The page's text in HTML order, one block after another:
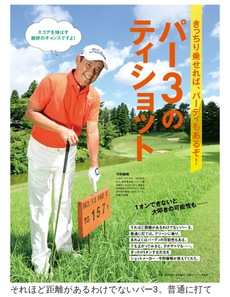
それほど距離があるわけでないパー3。普通に打て